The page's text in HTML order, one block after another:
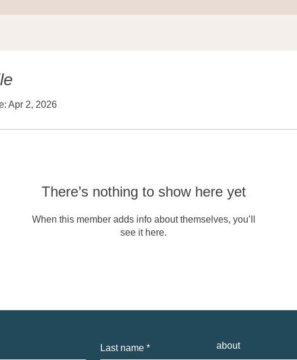
Apr 2, 2026
There’s nothing to show here yet
When this member adds info about themselves, you’ll
see it here.
Last name * about